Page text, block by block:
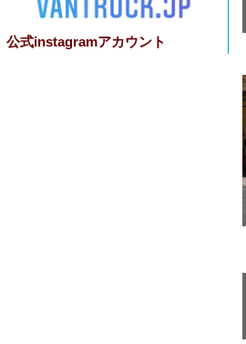
公式instagramアカウント